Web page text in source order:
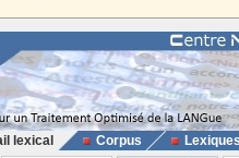
lexical Corpus